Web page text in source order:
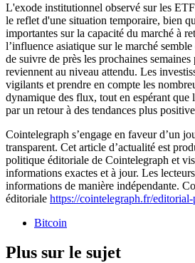
L'exode institutionnel observé sur les
le reflet d'une situation temporaire, bien
importantes sur la capacité du marché à
l’influence asiatique sur le marché
de suivre de près les prochaines
reviennent au niveau attendu. Les
vigilants et prendre en compte les
dynamique des flux, tout en espérant que
par un retour à des tendances plus
Cointelegraph s’engage en faveur d’un
transparent. Cet article d’actualité est
politique éditoriale de Cointelegraph et
informations exactes et à jour. Les
informations de manière indépendante.
éditoriale https://cointelegraph.fr/
Bitcoin
Plus sur le sujet